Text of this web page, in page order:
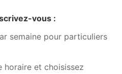
vous :
semaine pour particuliers
horaire et choisissez